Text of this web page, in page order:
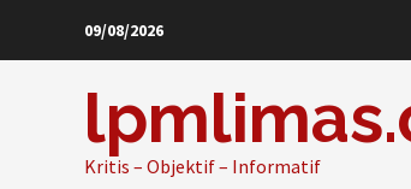
09/08/2026
Kritis – Objektif – Informatif